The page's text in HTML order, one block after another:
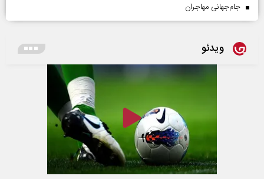
جام‌جهانی مهاجران
ویدئو